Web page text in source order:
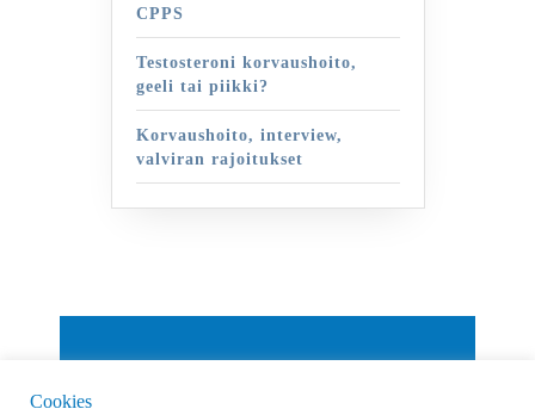
CPPS
Testosteroni korvaushoito,
geeli tai piikki?
Korvaushoito, interview,
valviran rajoitukset
Cookies